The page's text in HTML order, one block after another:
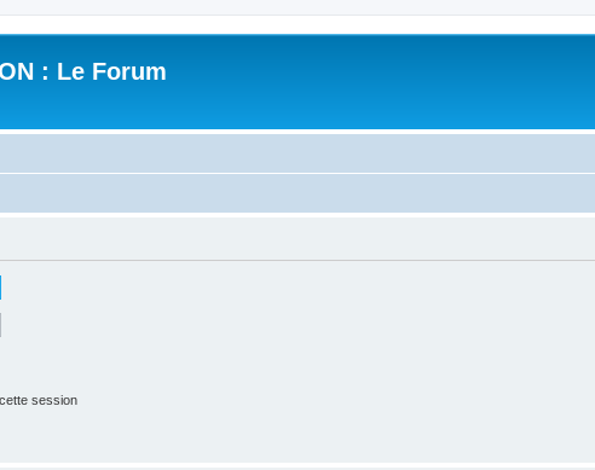
: Le Forum
session